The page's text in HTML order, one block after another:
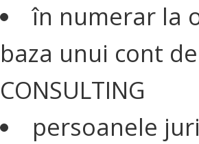
în numerar la
baza unui cont
CONSULTING
persoanele